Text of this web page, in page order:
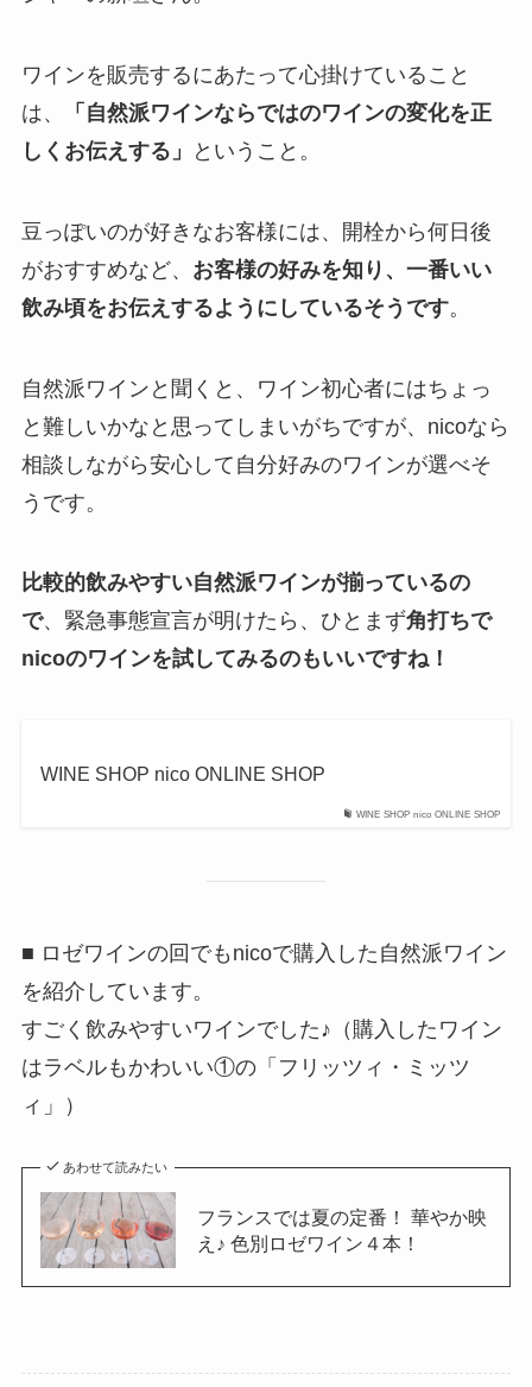
ワインを販売するにあたって心掛けていること
は、
「自然派ワインならではのワインの変化を正
しくお伝えする」
ということ。
豆っぽいのが好きなお客様には、開栓から何日後
がおすすめなど、 お客様の好みを知り、一番いい
飲み頃をお伝えするようにしているそうです。
自然派ワインと聞くと、ワイン初心者にはちょっ
と難しいかなと思ってしまいがちですが、nicoなら
相談しながら安心して自分好みのワインが選べそ
うです。
比較的飲みやすい自然派ワインが揃っているの
で、緊急事態宣言が明けたら、ひとまず角打ちで
nicoのワインを試してみるのもいいですね！
WINE SHOP nico ONLINE SHOP
WINE SHOP nico ONLINE SHOP
■ ロゼワインの回でもnicoで購入した自然派ワイン
を紹介しています。
すごく飲みやすいワインでした♪（購入したワイン
はラベルもかわいい①の「フリッツィ・ミッツ
ィ」）
あわせて読みたい
フランスでは夏の定番！ 華やか映
え♪ 色別ロゼワイン４本！